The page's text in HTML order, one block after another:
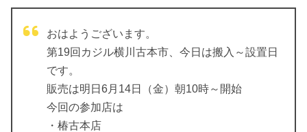
おはようございます。
第19回カジル横川古本市、今日は搬入～設置日
です。
販売は明日6月14日（金）朝10時～開始
今回の参加店は
・椿古本店